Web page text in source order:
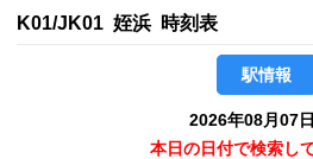
K01/JK01 姪浜 時刻表
駅情報
2026年08月07
本日の日付で検索し